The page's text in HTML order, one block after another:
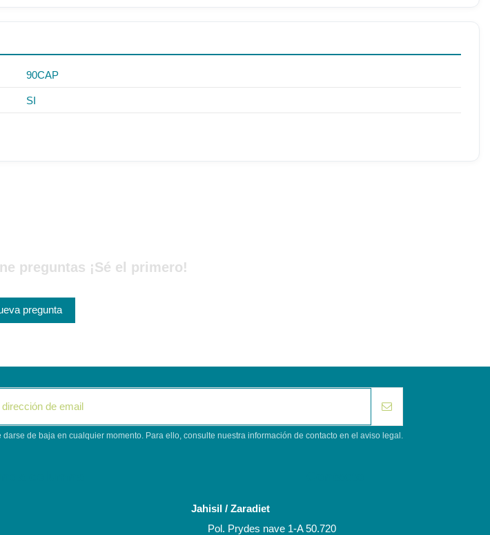
90CAP
SI
preguntas ¡Sé el primero!
pregunta
darse de baja en cualquier momento. Para ello, consulte nuestra información de contacto en el aviso legal.
Jahisil / Zaradiet
Pol. Prydes nave 1-A 50.720